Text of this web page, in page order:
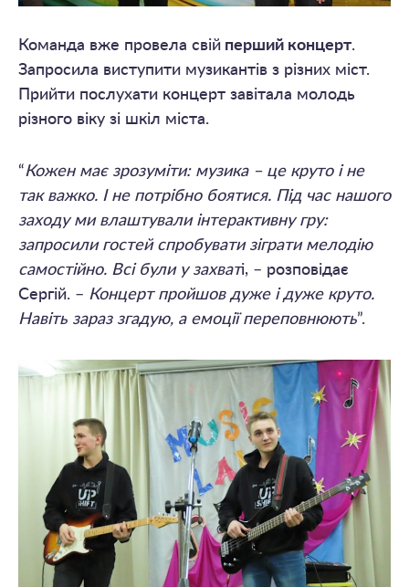
Команда вже провела свій перший концерт.
Запросила виступити музикантів з різних міст.
Прийти послухати концерт завітала молодь
різного віку зі шкіл міста.
“Кожен має зрозуміти: музика – це круто і не
так важко. І не потрібно боятися. Під час нашого
заходу ми влаштували інтерактивну гру:
запросили гостей спробувати зіграти мелодію
самостійно. Всі були у захваті, – розповідає
Сергій. – Концерт пройшов дуже і дуже круто.
Навіть зараз згадую, а емоції переповнюють”.